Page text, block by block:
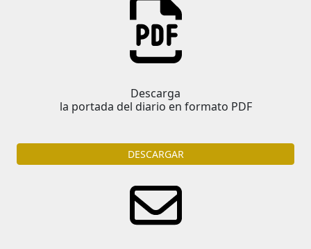
Descarga
la portada del diario en formato PDF
DESCARGAR